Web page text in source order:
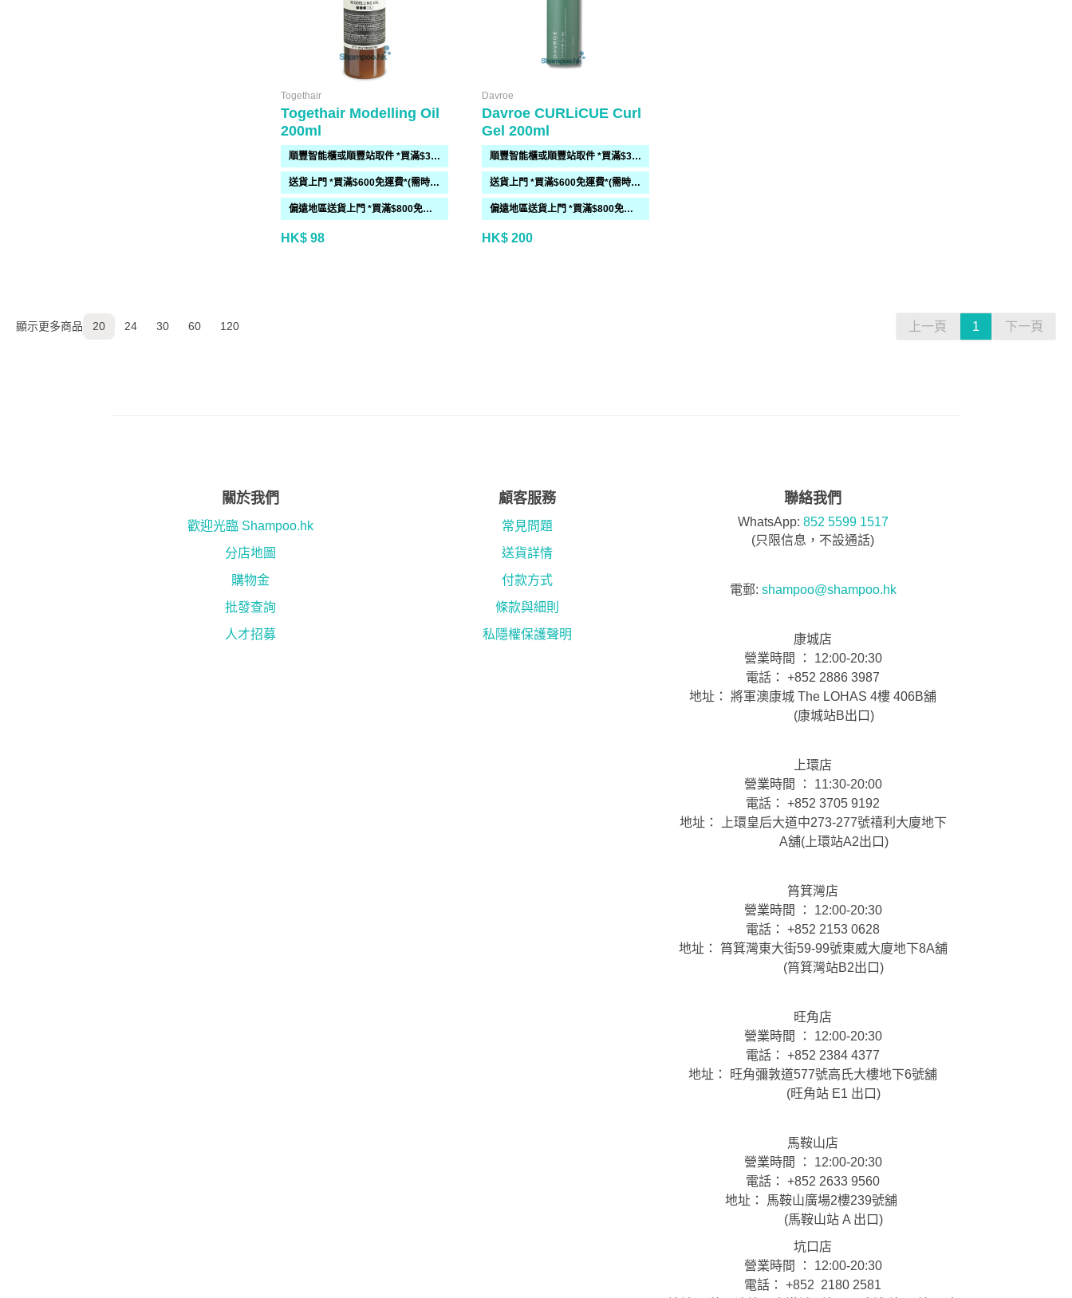
Togethair
Togethair Modelling Oil
200ml
順豐智能櫃或順豐站取件 *買滿$300免運費*
送貨上門 *買滿$600免運費*(需時 2-6過工作天)
偏遠地區送貨上門 *買滿$800免運費*(需時 2-6個工作天)
HK$ 98
Davroe
Davroe CURLiCUE Curl
Gel 200ml
順豐智能櫃或順豐站取件 *買滿$300免運費*
送貨上門 *買滿$600免運費*(需時 2-6過工作天)
偏遠地區送貨上門 *買滿$800免運費*(需時 2-6個工作天)
HK$ 200
顯示更多商品 20 24 30 60 120 上一頁 1 下一頁
關於我們
歡迎光臨 Shampoo.hk
分店地圖
購物金
批發查詢
人才招募
顧客服務
常見問題
送貨詳情
付款方式
條款與細則
私隱權保護聲明
聯絡我們
WhatsApp: 852 5599 1517
(只限信息，不設通話)
電郵: shampoo@shampoo.hk
康城店
營業時間 ： 12:00-20:30
電話： +852 2886 3987
地址： 將軍澳康城 The LOHAS 4樓 406B舖
(康城站B出口)
上環店
營業時間 ： 11:30-20:00
電話： +852 3705 9192
地址： 上環皇后大道中273-277號禧利大廈地下
A舖(上環站A2出口)
筲箕灣店
營業時間 ： 12:00-20:30
電話： +852 2153 0628
地址： 筲箕灣東大街59-99號東威大廈地下8A舖
(筲箕灣站B2出口)
旺角店
營業時間 ： 12:00-20:30
電話： +852 2384 4377
地址： 旺角彌敦道577號高氏大樓地下6號舖
(旺角站 E1 出口)
馬鞍山店
營業時間 ： 12:00-20:30
電話： +852 2633 9560
地址： 馬鞍山廣場2樓239號舖
(馬鞍山站 A 出口)
坑口店
營業時間 ： 12:00-20:30
電話： +852 2180 2581